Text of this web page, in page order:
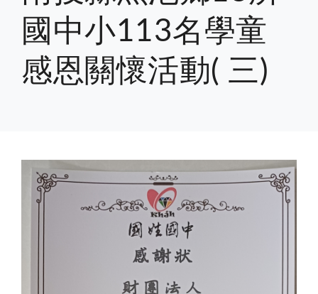
財務報表
連結管理
聯絡我們
國中小113名學童
感恩關懷活動( 三)